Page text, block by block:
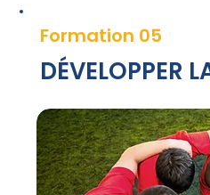
Formation 05
DÉVELOPPER